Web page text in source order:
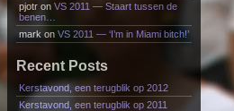
pjotron VS 2011 — Staart tussen de
benen…
markon VS 2011 — ‘I’m in Miami bitch!’
Recent Posts
Kerstavond, een terugblik op 2012
Kerstavond, een terugblik op 2011